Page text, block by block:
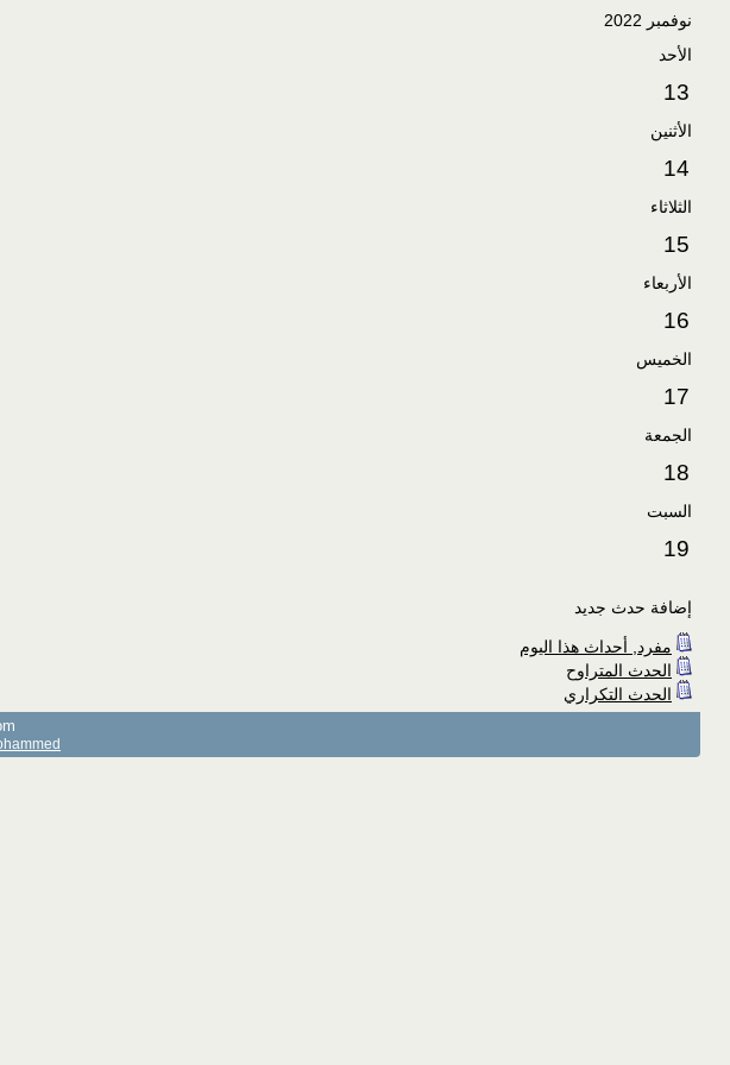
نوفمبر 2022
الأحد
13
الأثنين
14
الثلاثاء
15
الأربعاء
16
الخميس
17
الجمعة
18
السبت
19
إضافة حدث جديد
مفرد, أحداث هذا اليوم
الحدث المتراوح
الحدث التكراري